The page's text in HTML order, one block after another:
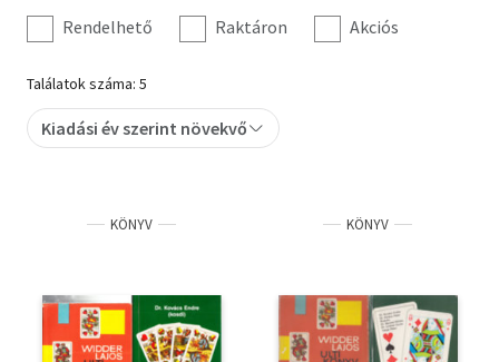
Irodalom
Művészet
Szakkönyv
Tankönyv, segédkönyv
Természettudomány
szűrés
Rendelhető
Raktáron Akciós
Találatok száma: 5
Kiadási év szerint növekvő
KÖNYV KÖNYV